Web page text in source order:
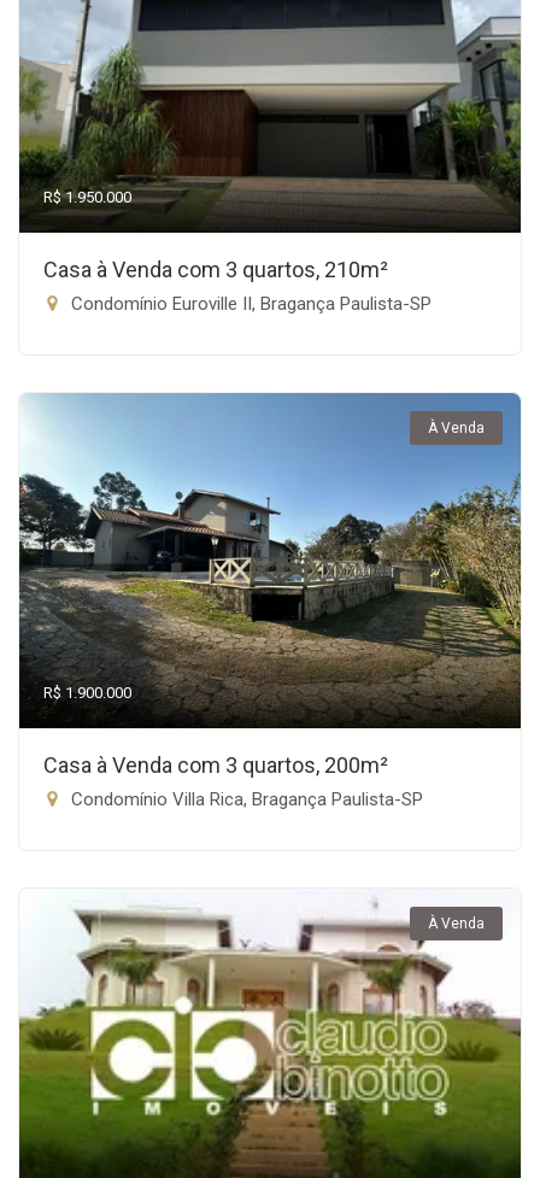
R$ 1.950.000
Casa à Venda com 3 quartos, 210m²
Condomínio Euroville II, Bragança Paulista-SP
À Venda
R$ 1.900.000
Casa à Venda com 3 quartos, 200m²
Condomínio Villa Rica, Bragança Paulista-SP
À Venda